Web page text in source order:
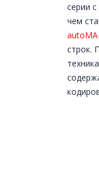
серии
чем
строк.